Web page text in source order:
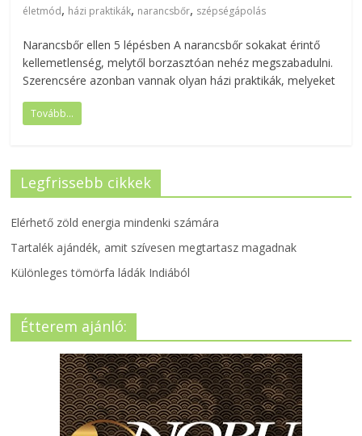
életmód, házi praktikák, narancsbőr, szépségápolás
Narancsbőr ellen 5 lépésben A narancsbőr sokakat érintő
kellemetlenség, melytől borzasztóan nehéz megszabadulni.
Szerencsére azonban vannak olyan házi praktikák, melyeket
Tovább...
Legfrissebb cikkek
Elérhető zöld energia mindenki számára
Tartalék ajándék, amit szívesen megtartasz magadnak
Különleges tömörfa ládák Indiából
Étterem ajánló: